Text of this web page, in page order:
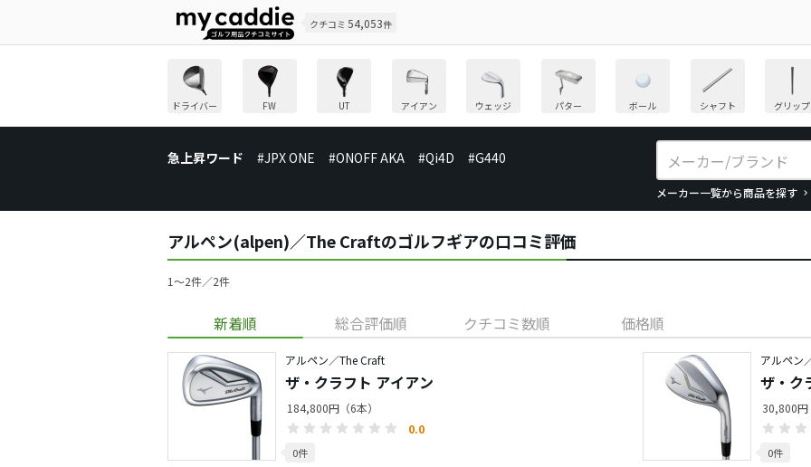
クチコミ 54,053件
ドライバー FW UT アイアン ウェッジ パター ボール シャフト グリップ
急上昇ワード #JPX ONE #ONOFF AKA #Qi4D #G440
メーカー一覧から商品を探す
アルペン(alpen)／The Craftのゴルフギアの口コミ評価
1〜2件／2件
新着順 総合評価順 クチコミ数順 価格順
アルペン／The Craft
ザ・クラフト アイアン
184,800円（6本）
0.0
0件
アルペン
ザ・ク
30,800円
0件